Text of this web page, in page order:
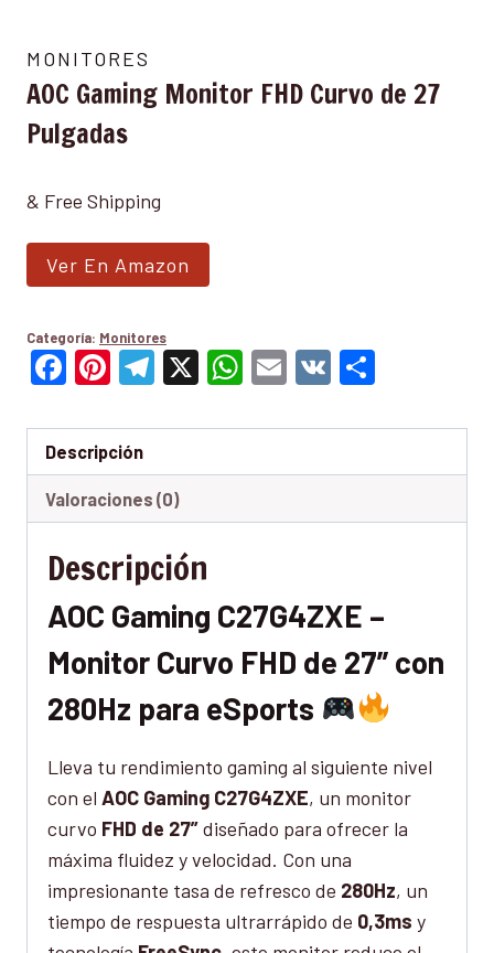
MONITORES
AOC Gaming Monitor FHD Curvo de 27
Pulgadas
& Free Shipping
Ver En Amazon
Categoría: Monitores
Facebook
Pinterest
Telegram
X WhatsApp
Email
VK
Descripción
Valoraciones (0)
Descripción
AOC Gaming C27G4ZXE –
Monitor Curvo FHD de 27” con
280Hz para eSports
Lleva tu rendimiento gaming al siguiente nivel
con el AOC Gaming C27G4ZXE, un monitor
curvo FHD de 27”diseñado para ofrecer la
máxima fluidez y velocidad. Con una
impresionante tasa de refresco de 280Hz, un
tiempo de respuesta ultrarrápido de 0,3ms y